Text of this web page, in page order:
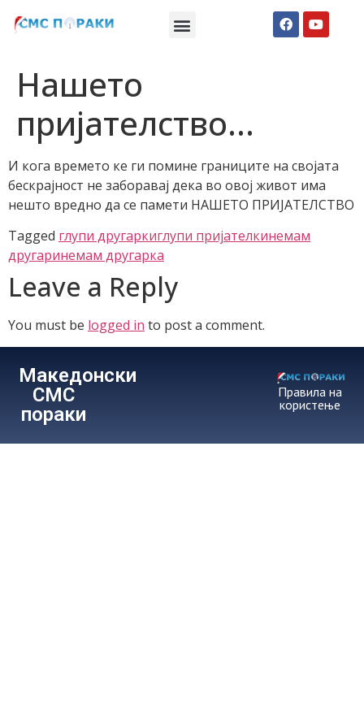
Нашето
пријателство…
И кога времето ке ги помине границите на својата
бескрајност не заборавај дека во овој живот има
нешто вредно да се памети НАШЕТО ПРИЈАТЕЛСТВО
Tagged глупи другаркиглупи пријателкинемам
другаринемам другарка
Leave a Reply
You must be logged in to post a comment.
Македонски
СМС
пораки
Правила на
користење